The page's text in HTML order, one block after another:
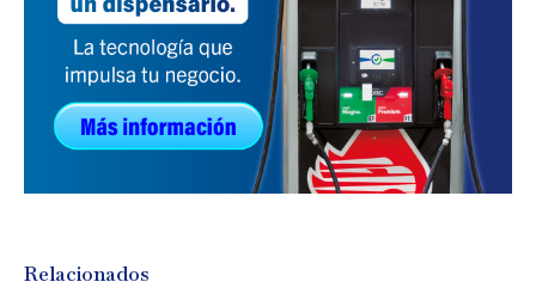
Relacionados